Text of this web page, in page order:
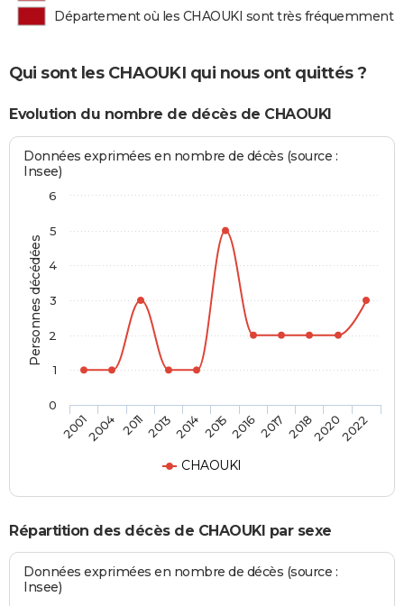
Département où les CHAOUKI sont très fréquemment
Qui sont les CHAOUKI qui nous ont quittés ?
Evolution du nombre de décès de CHAOUKI
Personnes décédées
Données exprimées en nombre de décès (source :
Insee)
CHAOUKI
20012004 201120132014 201520162017 201820202022
0
1
2
3
4
5
6
Répartition des décès de CHAOUKI par sexe
Données exprimées en nombre de décès (source :
Insee)